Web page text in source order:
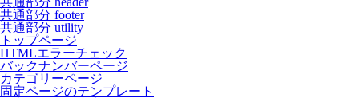
共通部分 footer
共通部分 utility
トップページ
HTMLエラーチェック
バックナンバーページ
カテゴリーページ
固定ページのテンプレート